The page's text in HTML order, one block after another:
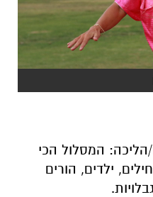
ק"מ 1 ריצה/הליכה: המסלול הכי
ילדים, הורים